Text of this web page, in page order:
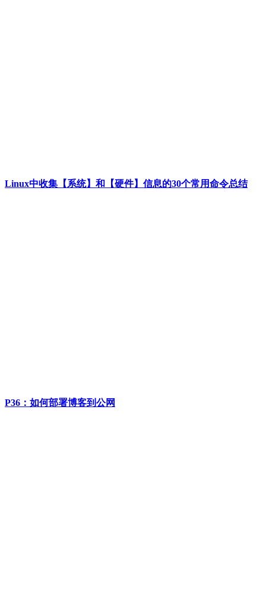
Linux中收集【系统】和【硬件】信息的30个常用命令总结
P36：如何部署博客到公网